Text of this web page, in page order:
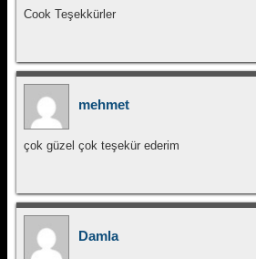
Cook Teşekkürler
mehmet
çok güzel çok teşekür ederim
Damla